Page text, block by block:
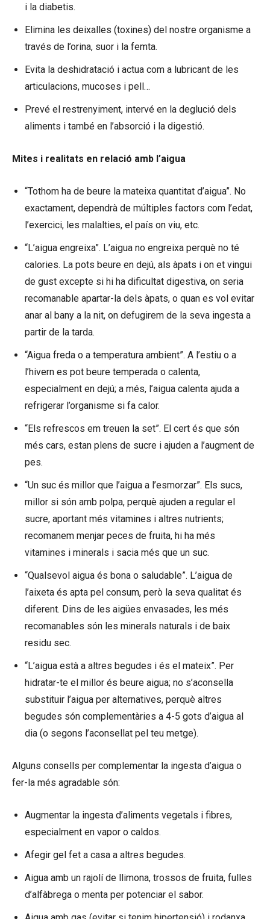
i la diabetis.
Elimina les deixalles (toxines) del nostre organisme a
través de l’orina, suor i la femta.
Evita la deshidratació i actua com a lubricant de les
articulacions, mucoses i pell…
Prevé el restrenyiment, intervé en la deglució dels
aliments i també en l’absorció i la digestió.
Mites i realitats en relació amb l’aigua
“Tothom ha de beure la mateixa quantitat d’aigua”. No
exactament, dependrà de múltiples factors com l’edat,
l’exercici, les malalties, el país on viu, etc.
“L’aigua engreixa”. L’aigua no engreixa perquè no té
calories. La pots beure en dejú, als àpats i on et vingui
de gust excepte si hi ha dificultat digestiva, on seria
recomanable apartar-la dels àpats, o quan es vol evitar
anar al bany a la nit, on defugirem de la seva ingesta a
partir de la tarda.
“Aigua freda o a temperatura ambient”. A l’estiu o a
l’hivern es pot beure temperada o calenta,
especialment en dejú; a més, l’aigua calenta ajuda a
refrigerar l’organisme si fa calor.
“Els refrescos em treuen la set”. El cert és que són
més cars, estan plens de sucre i ajuden a l’augment de
pes.
“Un suc és millor que l’aigua a l’esmorzar”. Els sucs,
millor si són amb polpa, perquè ajuden a regular el
sucre, aportant més vitamines i altres nutrients;
recomanem menjar peces de fruita, hi ha més
vitamines i minerals i sacia més que un suc.
“Qualsevol aigua és bona o saludable”. L’aigua de
l’aixeta és apta pel consum, però la seva qualitat és
diferent. Dins de les aigües envasades, les més
recomanables són les minerals naturals i de baix
residu sec.
“L’aigua està a altres begudes i és el mateix”. Per
hidratar-te el millor és beure aigua; no s’aconsella
substituir l’aigua per alternatives, perquè altres
begudes són complementàries a 4-5 gots d’aigua al
dia (o segons l’aconsellat pel teu metge).
Alguns consells per complementar la ingesta d’aigua o
fer-la més agradable són:
Augmentar la ingesta d’aliments vegetals i fibres,
especialment en vapor o caldos.
Afegir gel fet a casa a altres begudes.
Aigua amb un rajolí de llimona, trossos de fruita, fulles
d’alfàbrega o menta per potenciar el sabor.